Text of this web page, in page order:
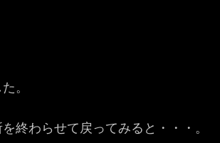
。
終わらせて戻ってみると・・・。